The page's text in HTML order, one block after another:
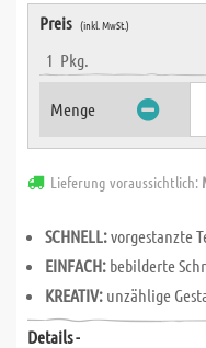
Preis (inkl. MwSt.)
1 Pkg.
Menge
Lieferung voraussichtlich:
SCHNELL:vorgestanzte
EINFACH: bebilderte
KREATIV: unzählige
Details -